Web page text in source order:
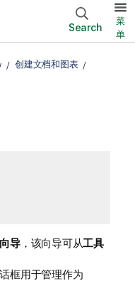
Search
菜
单
创建文档和图表
导，该向导可从工具
框用于管理作为